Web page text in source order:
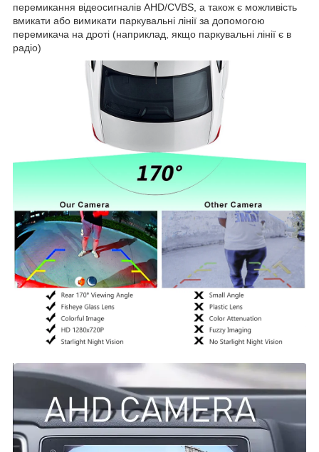
перемикання відеосигналів AHD/CVBS, а також є можливість
вмикати або вимикати паркувальні лінії за допомогою
перемикача на дроті (наприклад, якщо паркувальні лінії є в
радіо)